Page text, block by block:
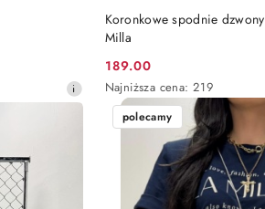
Koronkowe spodnie
Milla
Cena
promocyjna:
189.00
Najniższa
cena
Najniższa cena: 219
DO
polecamy